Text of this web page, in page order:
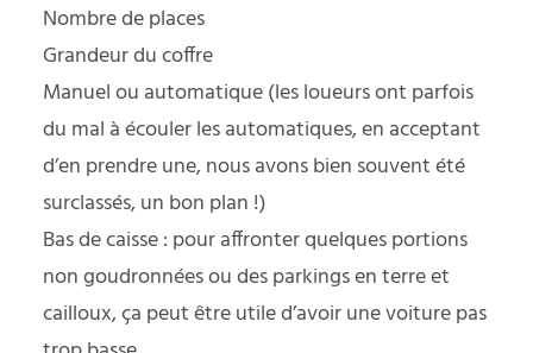
Nombre de places
Grandeur du coffre
Manuel ou automatique (les loueurs ont parfois
du mal à écouler les automatiques, en acceptant
d’en prendre une, nous avons bien souvent été
surclassés, un bon plan !)
Bas de caisse : pour affronter quelques portions
non goudronnées ou des parkings en terre et
cailloux, ça peut être utile d’avoir une voiture pas